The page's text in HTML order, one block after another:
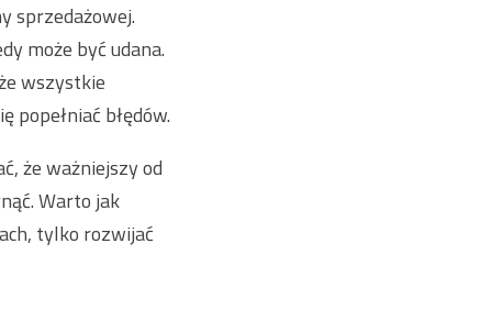
sprzedażowej.
może być udana.
wszystkie
popełniać błędów.
że ważniejszy od
Warto jak
tylko rozwijać